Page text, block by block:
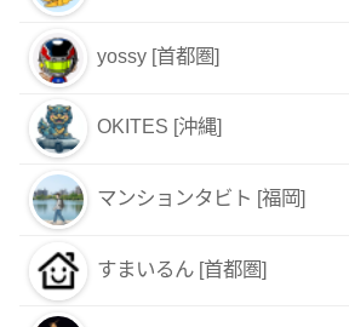
yossy [首都圏]
OKITES [沖縄]
マンションタビト [福岡]
すまいるん [首都圏]